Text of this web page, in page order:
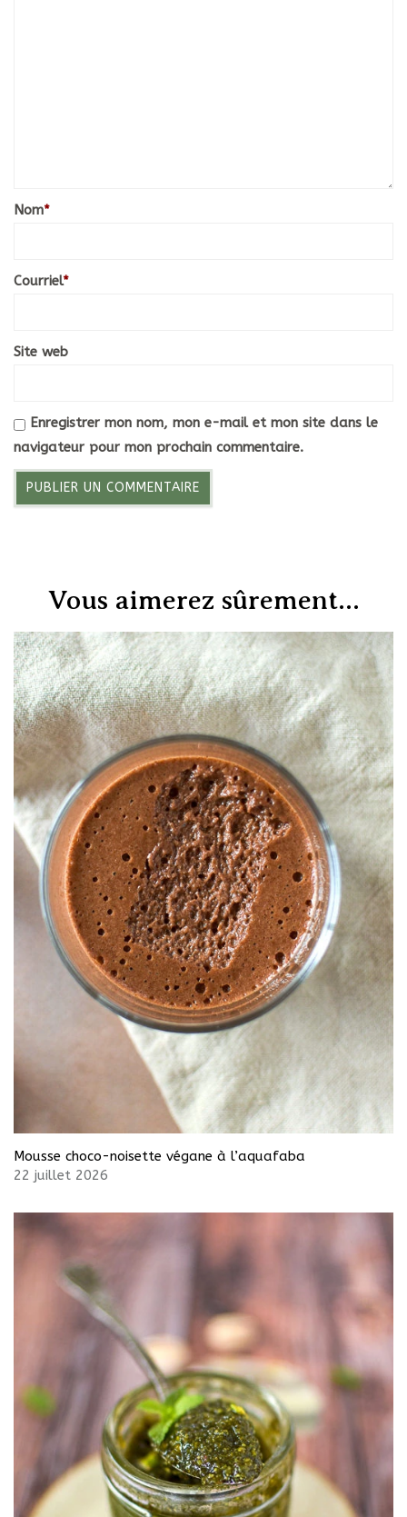
Nom*
Courriel*
Site web
Enregistrer mon nom, mon e-mail et mon site dans le
navigateur pour mon prochain commentaire.
Vous aimerez sûrement...
Mousse choco-noisette végane à l’aquafaba
22 juillet 2026